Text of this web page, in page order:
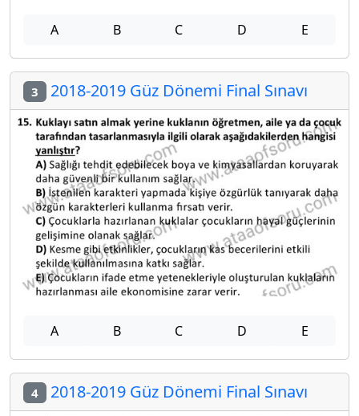
A B C D E
3 2018-2019 Güz Dönemi Final Sınavı
A B C D E
4 2018-2019 Güz Dönemi Final Sınavı